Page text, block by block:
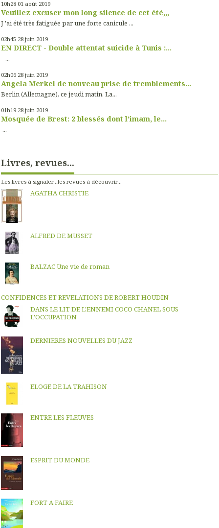
10h28 01 août 2019
Veuillez excuser mon long silence de cet été,,,
J 'ai été très fatiguée par une forte canicule ...
02h45 28 juin 2019
EN DIRECT - Double attentat suicide à Tunis :...
...
02h06 28 juin 2019
Angela Merkel de nouveau prise de tremblements...
Berlin (Allemagne), ce jeudi matin. La...
01h19 28 juin 2019
Mosquée de Brest: 2 blessés dont l'imam, le...
...
Livres, revues...
Les livres à signaler...les revues à découvrir...
AGATHA CHRISTIE
ALFRED DE MUSSET
BALZAC Une vie de roman
CONFIDENCES ET REVELATIONS DE ROBERT HOUDIN
DANS LE LIT DE L'ENNEMI COCO CHANEL SOUS
L'OCCUPATION
DERNIERES NOUVELLES DU JAZZ
ELOGE DE LA TRAHISON
ENTRE LES FLEUVES
ESPRIT DU MONDE
FORT A FAIRE